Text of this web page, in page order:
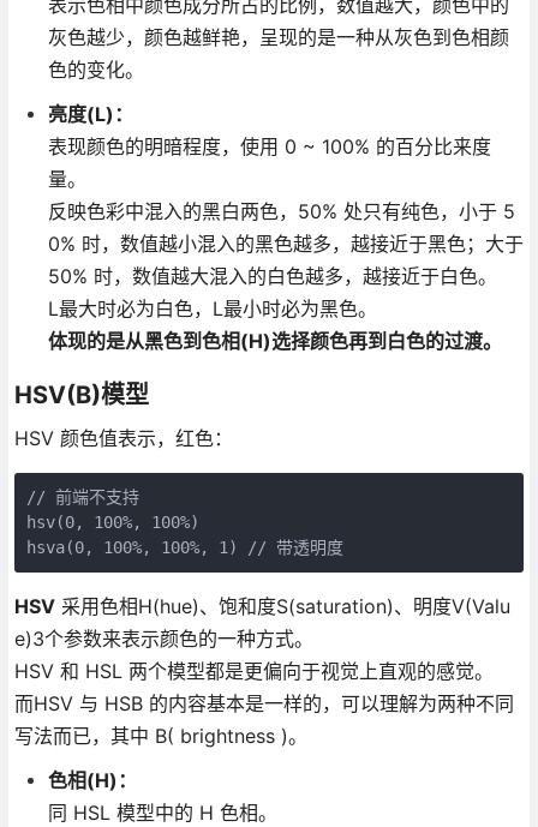
灰色越少，颜色越鲜艳，呈现的是一种从灰色到色相颜
色的变化。
亮度(L)：
表现颜色的明暗程度，使用 0 ~ 100% 的百分比来度
量。
反映色彩中混入的黑白两色，50% 处只有纯色，小于 5
0% 时，数值越小混入的黑色越多，越接近于黑色；大于
50% 时，数值越大混入的白色越多，越接近于白色。
L最大时必为白色，L最小时必为黑色。
体现的是从黑色到色相(H)选择颜色再到白色的过渡。
HSV(B)模型
HSV 颜色值表示，红色：
// 前端不支持
hsv(0, 100%, 100%)
hsva(0, 100%, 100%, 1) // 带透明度
HSV采用色相H(hue)、饱和度S(saturation)、明度V(Valu
e)3个参数来表示颜色的一种方式。
HSV 和 HSL 两个模型都是更偏向于视觉上直观的感觉。
而HSV 与 HSB 的内容基本是一样的，可以理解为两种不同
写法而已，其中 B( brightness )。
色相(H)：
同 HSL 模型中的 H 色相。